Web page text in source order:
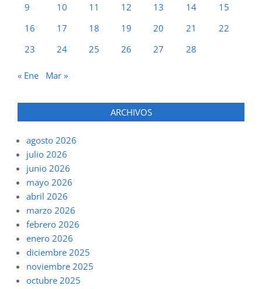
9
10 11 12 13 14
15
16
17 18 19 20 21
22
23
24 25 26 27 28
« Ene Mar »
ARCHIVOS
agosto 2026
julio 2026
junio 2026
mayo 2026
abril 2026
marzo 2026
febrero 2026
enero 2026
diciembre 2025
noviembre 2025
octubre 2025